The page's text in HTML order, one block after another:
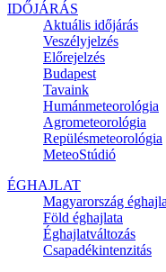
IDŐJÁRÁS
Aktuális időjárás
Veszélyjelzés
Előrejelzés
Budapest
Tavaink
Humánmeteorológia
Agrometeorológia
Repülésmeteorológia
MeteoStúdió
ÉGHAJLAT
Magyarország
Föld éghajlata
Éghajlatváltozás
Csapadékintenzitás